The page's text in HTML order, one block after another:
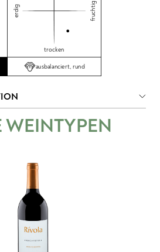
erdig fruchtig
trocken
ausbalanciert, rund